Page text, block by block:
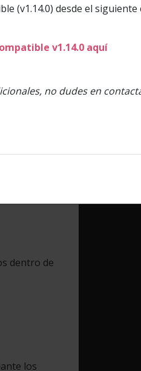
(v1.14.0) desde el
v1.14.0 aquí
no dudes en
dentro de
dentro de
los